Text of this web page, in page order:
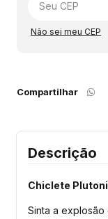
Não sei meu CEP
Compartilhar
Descrição
Chiclete
Sinta a